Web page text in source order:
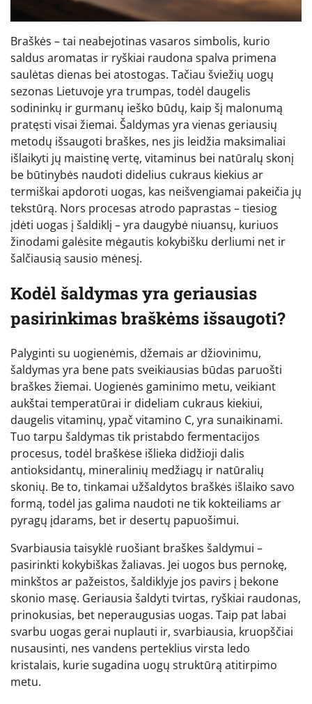
Braškės – tai neabejotinas vasaros simbolis, kurio
saldus aromatas ir ryškiai raudona spalva primena
saulėtas dienas bei atostogas. Tačiau šviežių uogų
sezonas Lietuvoje yra trumpas, todėl daugelis
sodininkų ir gurmanų ieško būdų, kaip šį malonumą
pratęsti visai žiemai. Šaldymas yra vienas geriausių
metodų išsaugoti braškes, nes jis leidžia maksimaliai
išlaikyti jų maistinę vertę, vitaminus bei natūralų skonį
be būtinybės naudoti didelius cukraus kiekius ar
termiškai apdoroti uogas, kas neišvengiamai pakeičia jų
tekstūrą. Nors procesas atrodo paprastas – tiesiog
įdėti uogas į šaldiklį – yra daugybė niuansų, kuriuos
žinodami galėsite mėgautis kokybišku derliumi net ir
šalčiausią sausio mėnesį.
Kodėl šaldymas yra geriausias
pasirinkimas braškėms išsaugoti?
Palyginti su uogienėmis, džemais ar džiovinimu,
šaldymas yra bene pats sveikiausias būdas paruošti
braškes žiemai. Uogienės gaminimo metu, veikiant
aukštai temperatūrai ir dideliam cukraus kiekiui,
daugelis vitaminų, ypač vitamino C, yra sunaikinami.
Tuo tarpu šaldymas tik pristabdo fermentacijos
procesus, todėl braškėse išlieka didžioji dalis
antioksidantų, mineralinių medžiagų ir natūralių
skonių. Be to, tinkamai užšaldytos braškės išlaiko savo
formą, todėl jas galima naudoti ne tik kokteiliams ar
pyragų įdarams, bet ir desertų papuošimui.
Svarbiausia taisyklė ruošiant braškes šaldymui –
pasirinkti kokybiškas žaliavas. Jei uogos bus pernokę,
minkštos ar pažeistos, šaldiklyje jos pavirs į bekone
skonio masę. Geriausia šaldyti tvirtas, ryškiai raudonas,
prinokusias, bet neperaugusias uogas. Taip pat labai
svarbu uogas gerai nuplauti ir, svarbiausia, kruopščiai
nusausinti, nes vandens perteklius virsta ledo
kristalais, kurie sugadina uogų struktūrą atitirpimo
metu.